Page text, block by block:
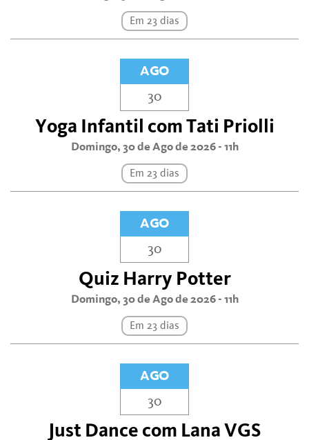
Em 23 dias
AGO
30
Yoga Infantil com Tati Priolli
Domingo, 30 de Ago de 2026 - 11h
Em 23 dias
AGO
30
Quiz Harry Potter
Domingo, 30 de Ago de 2026 - 11h
Em 23 dias
AGO
30
Just Dance com Lana VGS